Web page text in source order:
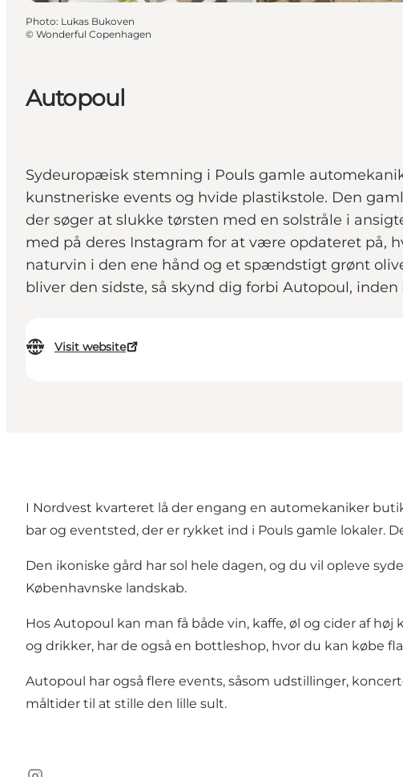
Autopoul
Sydeuropæisk stemning i Pouls gamle
kunstneriske events og hvide plastikstole. Den
der søger at slukke tørsten med en solstråle i
med på deres Instagram for at være opdateret på,
naturvin i den ene hånd og et spændstigt grønt
bliver den sidste, så skynd dig forbi Autopoul, inden
Visit website
Photo: Lukas Bukoven
© Wonderful Copenhagen
I Nordvest kvarteret lå der engang en automekaniker
bar og eventsted, der er rykket ind i Pouls gamle
Den ikoniske gård har sol hele dagen, og du vil opleve
Københavnske landskab.
Hos Autopoul kan man få både vin, kaffe, øl og cider af
og drikker, har de også en bottleshop, hvor du kan købe
Autopoul har også flere events, såsom udstillinger,
måltider til at stille den lille sult.